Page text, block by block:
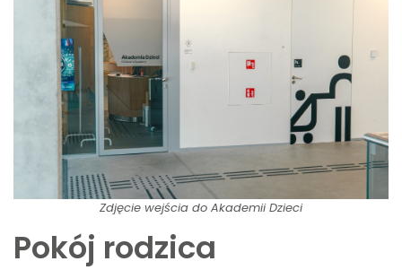
Zdjęcie wejścia do Akademii Dzieci
Pokój rodzica